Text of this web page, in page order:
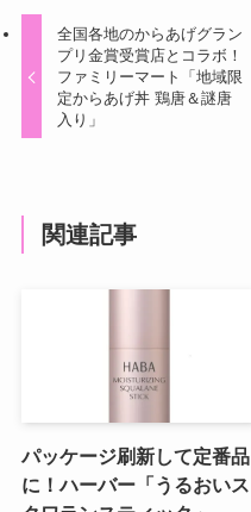
全国各地のからあげグラン
プリ金賞受賞店とコラボ！
ファミリーマート「地域限
定からあげ丼 鶏唐＆謎唐
入り」
関連記事
パッケージ刷新して定番品
に！ハーバー「うるおいス